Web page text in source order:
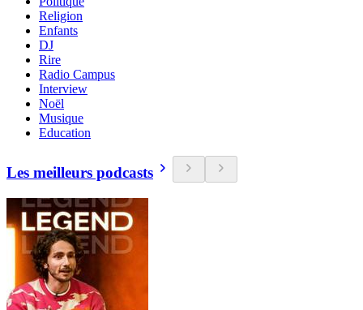
Religion
Enfants
DJ
Rire
Radio Campus
Interview
Noël
Musique
Education
Les meilleurs podcasts